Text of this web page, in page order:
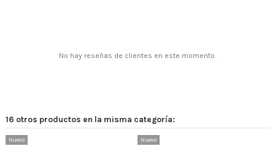
No hay reseñas de clientes en este momento.
16 otros productos en la misma categoría:
Nuevo Nuevo